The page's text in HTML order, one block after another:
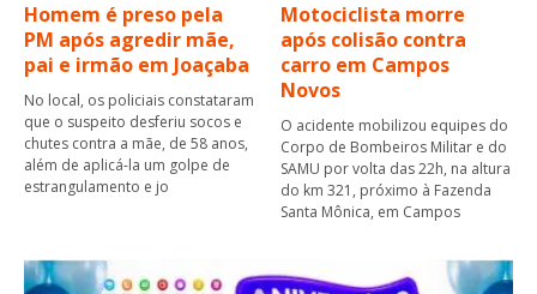
Homem é preso pela
PM após agredir mãe,
pai e irmão em Joaçaba
No local, os policiais constataram
que o suspeito desferiu socos e
chutes contra a mãe, de 58 anos,
além de aplicá-la um golpe de
estrangulamento e jo
Motociclista morre
após colisão contra
carro em Campos
Novos
O acidente mobilizou equipes do
Corpo de Bombeiros Militar e do
SAMU por volta das 22h, na altura
do km 321, próximo à Fazenda
Santa Mônica, em Campos